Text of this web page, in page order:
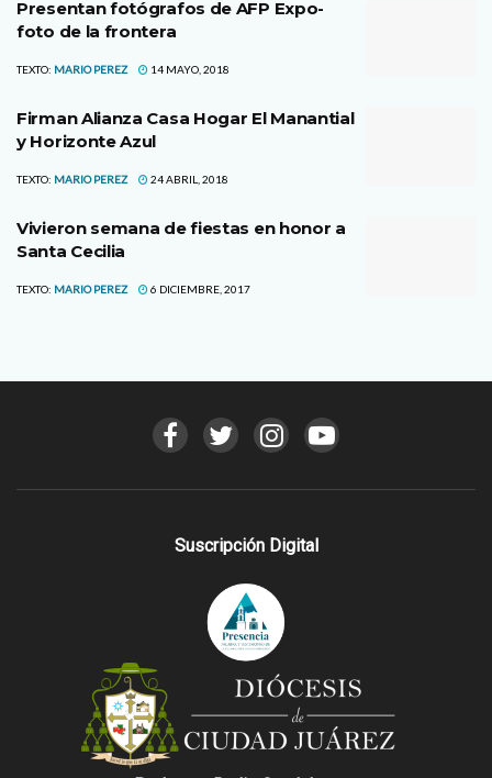
Presentan fotógrafos de AFP Expo-
foto de la frontera
TEXTO: MARIO PEREZ 14 MAYO, 2018
Firman Alianza Casa Hogar El Manantial
y Horizonte Azul
TEXTO: MARIO PEREZ 24 ABRIL, 2018
Vivieron semana de fiestas en honor a
Santa Cecilia
TEXTO: MARIO PEREZ 6 DICIEMBRE, 2017
Suscripción Digital